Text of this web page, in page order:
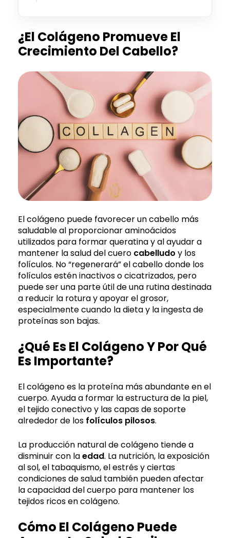
¿El Colágeno Promueve El
Crecimiento Del Cabello?
El colágeno puede favorecer un cabello más
saludable al proporcionar aminoácidos
utilizados para formar queratina y al ayudar a
mantener la salud del cuero cabelludo y los
folículos. No “regenerará” el cabello donde los
folículos estén inactivos o cicatrizados, pero
puede ser una parte útil de una rutina destinada
a reducir la rotura y apoyar el grosor,
especialmente cuando la dieta y la ingesta de
proteínas son bajas.
¿Qué Es El Colágeno Y Por Qué
Es Importante?
El colágeno es la proteína más abundante en el
cuerpo. Ayuda a formar la estructura de la piel,
el tejido conectivo y las capas de soporte
alrededor de los folículos pilosos.
La producción natural de colágeno tiende a
disminuir con laedad. La nutrición, la exposición
al sol, el tabaquismo, el estrés y ciertas
condiciones de salud también pueden afectar
la capacidad del cuerpo para mantener los
tejidos ricos en colágeno.
Cómo El Colágeno Puede